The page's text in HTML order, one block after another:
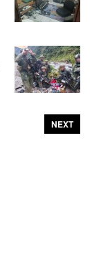
NEXT